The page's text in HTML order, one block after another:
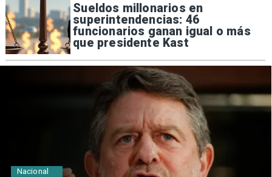
Sueldos millonarios en
superintendencias: 46
funcionarios ganan igual o más
que presidente Kast
Nacional